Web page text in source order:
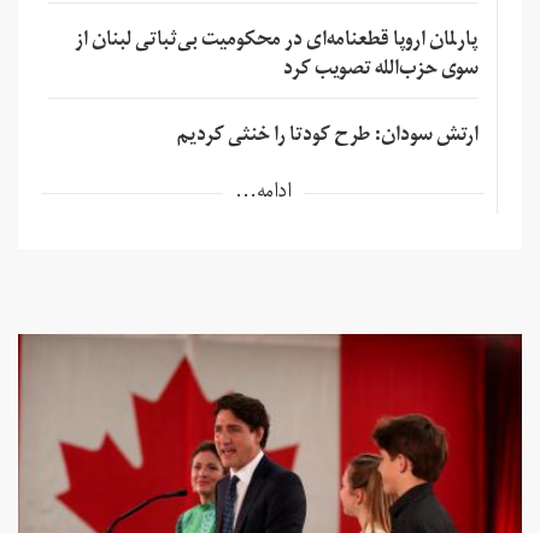
پارلمان اروپا قطعنامه‌ای در محکومیت بی‌ثباتی لبنان از
سوی حزب‌الله تصویب کرد
ارتش سودان: طرح کودتا را خنثی کردیم
ادامه...